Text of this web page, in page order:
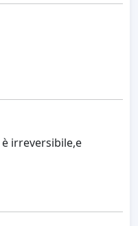
irreversibile,e